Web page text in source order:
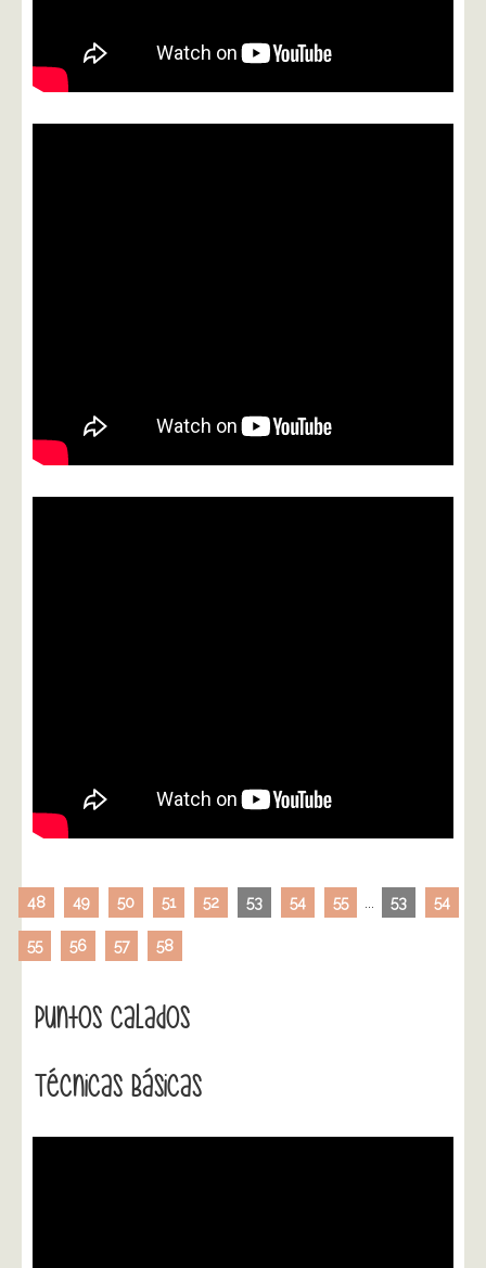
48 49 50 51 52 53 54 55 53 54
55 56 57 58
Puntos Calados
Técnicas Básicas